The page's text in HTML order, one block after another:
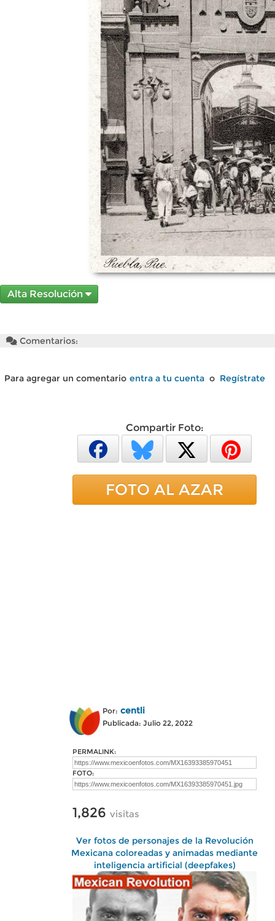
Alta Resolución
Comentarios:
Para agregar un comentario entra a tu cuenta o Regístrate
Compartir Foto:
FOTO AL AZAR
Por: centli
Publicada: Julio 22, 2022
PERMALINK:
FOTO:
1,826 visitas
Ver fotos de personajes de la Revolución
Mexicana coloreadas y animadas mediante
inteligencia artificial (deepfakes)